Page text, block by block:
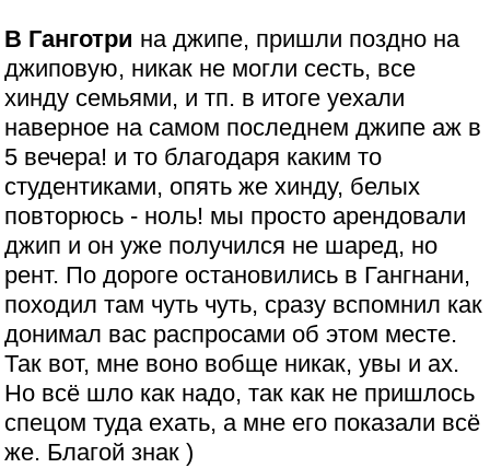
В Ганготри на джипе, пришли поздно на
джиповую, никак не могли сесть, все
хинду семьями, и тп. в итоге уехали
наверное на самом последнем джипе аж в
5 вечера! и то благодаря каким то
студентиками, опять же хинду, белых
повторюсь - ноль! мы просто арендовали
джип и он уже получился не шаред, но
рент. По дороге остановились в Гангнани,
походил там чуть чуть, сразу вспомнил как
донимал вас распросами об этом месте.
Так вот, мне воно вобще никак, увы и ах.
Но всё шло как надо, так как не пришлось
спецом туда ехать, а мне его показали всё
же. Благой знак )